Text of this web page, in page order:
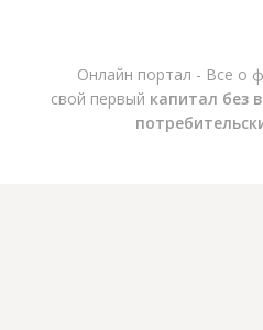
Онлайн портал - Все о
свой первый капитал без